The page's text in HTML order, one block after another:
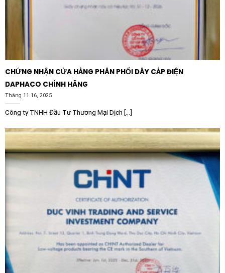
trong các tủ điện phân phối DC.
Tích hợp trong các máy chế
biến thực phẩm, máy dệt, máy đóng gói để thực
hiện các lệnh logic đóng/ngắt tuần tự.
Hệ thống bảo vệ:
Kết hợp với các loại cảm biến
hoặc rơ le bảo vệ khác để ngắt mạch điều khiển khi
có sự cố xảy ra.
Với chất lượng đã được khẳng định trên toàn cầu, Rơ
le trung gian CHINT NXRC-22/Z 506929 nguồn 220V
DC 2NO + 2NC chuẩn chính là lựa chọn kinh tế và hiệu
quả nhất cho các giải pháp tự động hóa của bạn.
CHỨNG NHẬN CỬA HÀNG PHÂN PHỐI DÂY CÁP ĐIỆN
DAPHACO CHÍNH HÃNG
Tháng 11 16, 2025
Công ty TNHH Đầu Tư Thương Mại Dịch [...]